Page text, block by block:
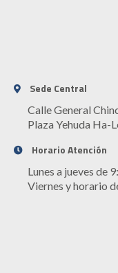
Sede Central
Calle General
Plaza Yehuda Ha-
Horario Atención
Lunes a jueves de
Viernes y horario